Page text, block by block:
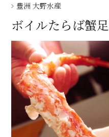
豊洲 大野水産
ボイルたらば蟹足